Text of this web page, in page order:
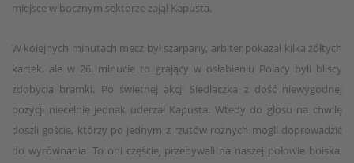
miejsce w bocznym sektorze zajął Kapusta.
W kolejnych minutach mecz był szarpany, arbiter pokazał kilka żółtych
kartek, ale w 26. minucie to grający w osłabieniu Polacy byli bliscy
zdobycia bramki. Po świetnej akcji Siedlaczka z dość niewygodnej
pozycji niecelnie jednak uderzał Kapusta. Wtedy do głosu na chwilę
doszli goście, którzy po jednym z rzutów rożnych mogli doprowadzić
do wyrównania. To oni częściej przebywali na naszej połowie boiska,